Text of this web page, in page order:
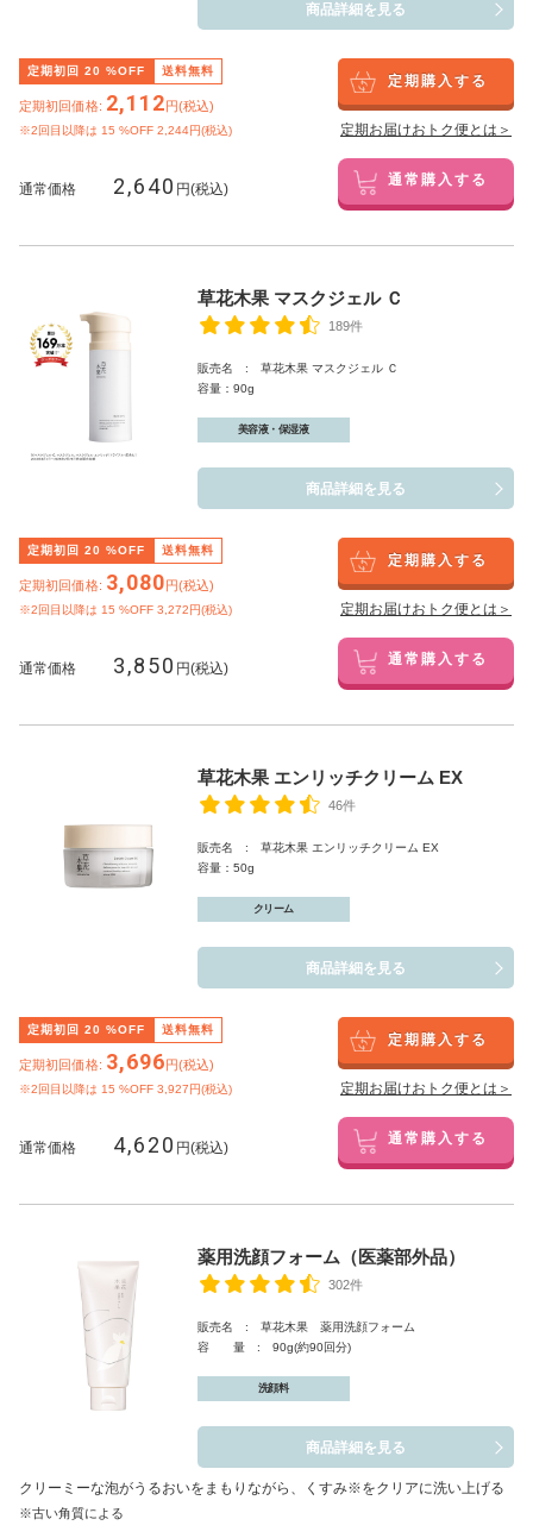
商品詳細を見る
定期初回 20 %OFF 送料無料
定期初回価格: 2,112円(税込)
※2回目以降は 15 %OFF 2,244円(税込)
定期購入する
定期お届けおトク便とは＞
通常価格 2,640 円(税込) 通常購入する
草花木果 マスクジェル Ｃ
189件
販売名 : 草花木果 マスクジェル Ｃ
容量：90g
美容液・保湿液
商品詳細を見る
定期初回 20 %OFF 送料無料
定期初回価格: 3,080円(税込)
※2回目以降は 15 %OFF 3,272円(税込)
定期購入する
定期お届けおトク便とは＞
通常価格 3,850 円(税込) 通常購入する
草花木果 エンリッチクリーム EX
46件
販売名 : 草花木果 エンリッチクリーム EX
容量：50g
クリーム
商品詳細を見る
定期初回 20 %OFF 送料無料
定期初回価格: 3,696円(税込)
※2回目以降は 15 %OFF 3,927円(税込)
定期購入する
定期お届けおトク便とは＞
通常価格 4,620 円(税込) 通常購入する
薬用洗顔フォーム（医薬部外品）
302件
販売名 : 草花木果 薬用洗顔フォーム
容 量 : 90g(約90回分)
洗顔料
商品詳細を見る
クリーミーな泡がうるおいをまもりながら、くすみ※をクリアに洗い上げる
※古い角質による